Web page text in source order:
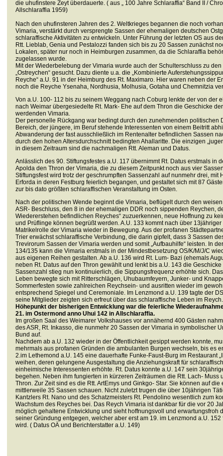
die uhufinstere Zeyt überdauerte. ( aus „ 100 Jahre Schlaraffia“ Band II /
Allschlaraffia 1959)
Nach den uhufinsteren Jahren des 2. Weltkrieges begannen die noch
Vimaria, verstärkt durch versprengte Sassen der ehemaligen deutschen
schlaraffische Aktivitäten zu entwickeln. Unter Führung der letzten OS aus
Rtt. Lieblab, Genia und Pestalozzi fanden sich bis zu 20 Sassen zunächst
Lokalen, später nur noch in Heimburgen zusammen, da die Schlaraffia
zugelassen wurde.
Mit der Wiederbelebung der Vimaria wurde auch der Schulterschluss zu
„Ostreychen“ gesucht. Dazu diente u.a. die „Kombinierte
Reyche“ a.U. 91 in der Heimburg des Rt. Maximaro. Hier waren neben der
noch die Reyche Ysenaha, Nordhusia, Molhusia, Gotaha und Chemnitzia
Von a.U. 100- 112 bis zu seinem Weggang nach Coburg lenkte der von der
nach Weimar übergesiedelte Rt. Mark- Ehe auf dem Thron die Geschicke
werdenden Vimaria.
Der personelle Rückgang war bedingt durch den zunehmenden politischen
Bereich, der jüngere, im Beruf stehende Interessenten von einem Beitritt
Abwanderung der fast ausschließlich im Rentenalter befindlichen Sassen
durch den hohen Altersdurchschnitt bedingten Ahallaritte. Die einzigen
in diesem Zeitraum sind die nachmaligen Rtt. Aleman und Datus.
Anlässlich des 90. Stiftungsfestes a.U. 117 übernimmt Rt. Datus erstmals in
Apolda den Thron der Vimaria, die zu diesem Zeitpunkt noch aus vier
Stiftungsfest wird trotz der geschrumpften Sassenzahl auf nunmehr drei, mit
Erforda in deren Festburg feierlich begangen, und gestaltet sich mit 87
zur bis dato größten schlaraffischen Veranstaltung im Osten.
Nach der politischen Wende beginnt die Vimaria, beflügelt durch den weisen
ASR- Beschluss, den 8 in der ehemaligen DDR noch sippenden Reychen,
Wiedererstehen befindlichen Reyches“ zuzuerkennen, neue Hoffnung zu
und Prüflinge können begrüßt werden. A.U. 133 kommt nach über
Matrikelrolle der Vimaria wieder in Bewegung. Aus der profanen
Trier erwächst schlaraffische Verbindung, die darin gipfelt, dass 3 Sassen
Trevirorum Sassen der Vimaria werden und somit „Aufbauhilfe“ leisten. In
134/135 kann die Vimaria erstmals in der Mindestbesetzung OS/K/M/J/C
aus eigenen Reihen gestalten. Ab a.U. 136 wird Rt. Lum- Bazi (ehemals
neben Rt. Datus auf den Thron gewählt und lenkt bis a.U. 143 die
Sassenzahl stieg nun kontinuierlich, die Sippungsfrequenz erhöhte sich.
Leben bewegte sich mit Ritterschlägen, Uhubaumfeyern, Junker- und
Sommerfesten sowie zahlreichen Reychsein- und ausritten wieder im
entsprechend Spiegel und Ceremoniale. Im Lenzmond a.U. 139 tagte der
seine Mitglieder zeigten sich erfreut über das schlaraffische Leben im Reych.
Höhepunkt der bisherigen Entwicklung war die feierliche
21. im Ostermond anno Uhui 142 in Allschlaraffia.
Im großen Saal des Weimarer Volkshauses vor annähernd 400 Gästen
des ASR, Rt. Inkasso, die nunmehr 20 Sassen der Vimaria in symbolischer
Bund auf.
Nachdem ab a.U. 132 wieder in der Öffentlichkeit gesippt werden konnte,
mehrmals aus profanen Gründen die ambulanten Burgen wechseln, bis es
2.im Lethemond a.U. 145 eine dauerhafte Funke-Faust-Burg im Restaurant
weihen, deren gelungene Ausgestaltung die Anziehungskraft für
einheimische Interessenten erhöhte. Rt. Datus konnte a.U. 147 sein
begehen. Neben ihm fungierten in kürzeren Zeiträumen die Rtt. Lach- Muss
Thron. Zur Zeit sind es die Rtt. ArtEmys und Ginkgo- Star. Sie können auf
mittlerweile 35 Sassen schauen. Nicht zuletzt trugen die über 10jährigen
Kantzlers Rt. Nano und des Schatzmeisters Rt. Pendolino wesentlich zum
Wachstum des Reyches bei. Das Reych Vimaria ist dankbar für die vor 20
möglich gehaltene Entwicklung und sieht hoffnungsvoll und erwartungsfroh
seiner Gründung entgegen, welcher aber erst am 19. im Lenzmond a.U.
wird. ( Datus OÄ und Berichterstatter a.U. 149)